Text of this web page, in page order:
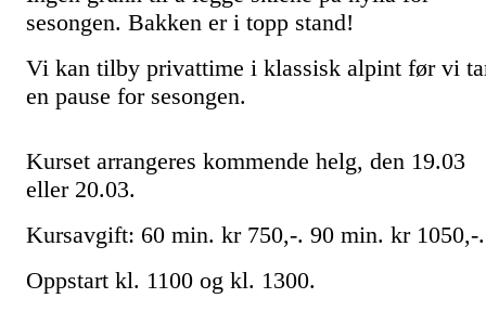
sesongen. Bakken er i topp stand!
Vi kan tilby privattime i klassisk alpint før vi
en pause for sesongen.
Kurset arrangeres kommende helg, den 19.03
eller 20.03.
Kursavgift: 60 min. kr 750,-. 90 min. kr
Oppstart kl. 1100 og kl. 1300.